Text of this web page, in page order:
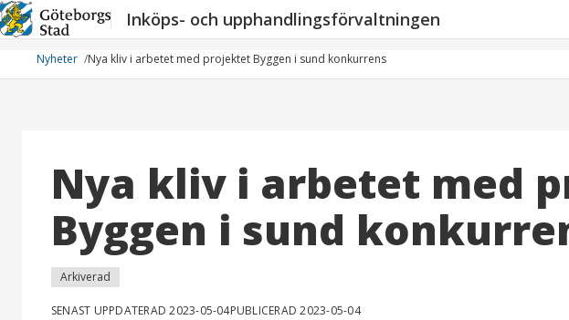
Hoppa
till
innehåll
Inköps- och upphandlingsförvaltningen
Nyheter Nya kliv i arbetet med projektet Byggen i sund konkurrens
Nya kliv i arbetet med
Byggen i sund
Arkiverad
SENAST UPPDATERAD 2023-05-04PUBLICERAD 2023-05-04